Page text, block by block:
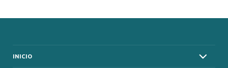
INICIO